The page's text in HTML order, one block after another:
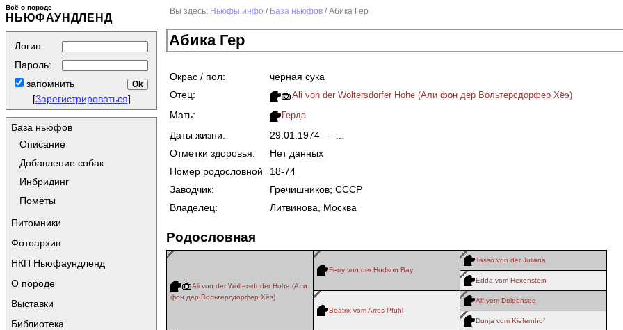
Всё о породе
НЬЮФАУНДЛЕНД
Логин:
Пароль:
запомнить
[Зарегистрироваться]
База ньюфов
Описание
Добавление собак
Инбридинг
Помёты
Питомники
Фотоархив
НКП Ньюфаундленд
О породе
Выставки
Библиотека
Вы здесь: Ньюфы.инфо / База ньюфов / Абика Гер
Абика Гер
Окрас / пол:
черная сука
Отец:
Ali von der Woltersdorfer Hohe (Али фон дер Вольтерсдорфер Хёэ)
Мать: Герда
Даты жизни:
29.01.1974 — …
Отметки здоровья:
Нет данных
Номер родословной
18-74
Заводчик:
Гречишников; СССР
Владелец:
Литвинова, Москва
Родословная
Ali von der Woltersdorfer Hohe (Али
фон дер Вольтерсдорфер Хёэ)
Ferry von der Hudson Bay
Tasso von der Juliana
Edda vom Hexenstein
Beatrix vom Arres Pfuhl
Alf vom Dolgensee
Dunja vom Kiefernhof